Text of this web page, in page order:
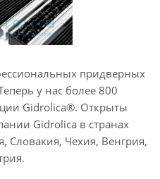
придверных
у нас более 800
Gidrolica®. Открыты
Gidrolica в странах
Словакия, Чехия, Венгрия,